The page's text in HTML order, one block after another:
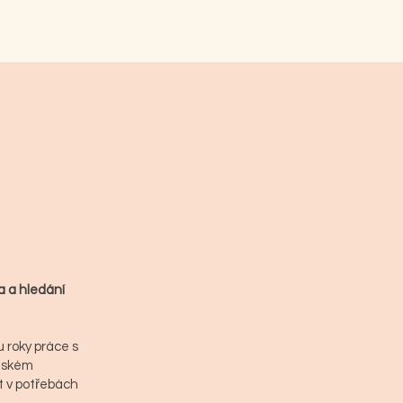
a hledání
roky práce s
v potřebách